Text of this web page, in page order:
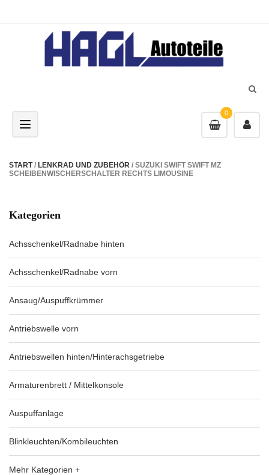
0
Toggle navigation
START/ LENKRAD UND ZUBEHÖR / SUZUKI SWIFT SWIFT MZ
SCHEIBENWISCHERSCHALTER RECHTS LIMOUSINE
Kategorien
Achsschenkel/Radnabe hinten
Achsschenkel/Radnabe vorn
Ansaug/Auspuffkrümmer
Antriebswelle vorn
Antriebswellen hinten/Hinterachsgetriebe
Armaturenbrett / Mittelkonsole
Auspuffanlage
Blinkleuchten/Kombileuchten
Mehr Kategorien +